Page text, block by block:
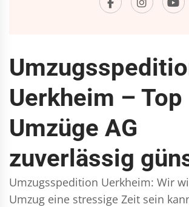
Uerkheim – Top
Umzüge AG
zuverlässig
Umzugsspedition Uerkheim: Wir
Umzug eine stressige Zeit sein